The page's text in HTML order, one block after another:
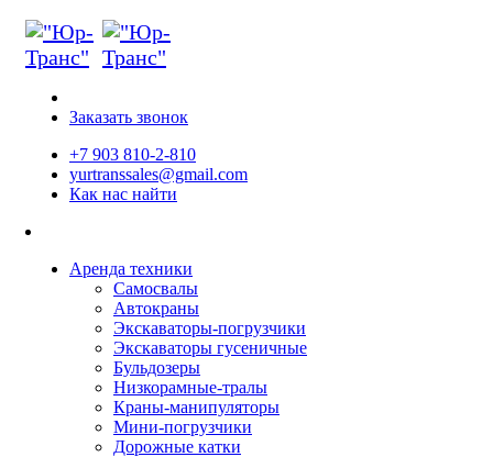
Заказать звонок
+7 903 810-2-810
yurtranssales@gmail.com
Как нас найти
Аренда техники
Самосвалы
Автокраны
Экскаваторы-погрузчики
Экскаваторы гусеничные
Бульдозеры
Низкорамные-тралы
Краны-манипуляторы
Мини-погрузчики
Дорожные катки